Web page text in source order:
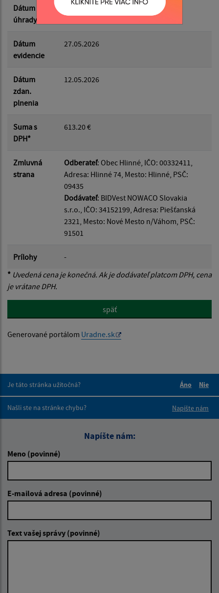
Dátum
úhrady
27.05.2026
Dátum
evidencie
27.05.2026
Dátum
zdan.
plnenia
12.05.2026
Suma s
DPH*
613.20 €
Zmluvná
strana
Odberateľ: Obec Hlinné, IČO: 00332411,
Adresa: Hlinné 74, Mesto: Hlinné, PSČ:
09435
Dodávateľ: BIDVest NOWACO Slovakia
s.r.o., IČO: 34152199, Adresa: Piešťanská
2321, Mesto: Nové Mesto n/Váhom, PSČ:
91501
Prílohy
-
* Uvedená cena je konečná. Ak je dodávateľ platcom DPH, cena
je vrátane DPH.
späť
Generované portálom Uradne.sk
Je táto stránka užitočná?
Áno
Nie
Našli ste na stránke chybu?
Napíšte nám
Napíšte nám:
Meno (povinné)
E-mailová adresa (povinné)
Text vašej správy (povinné)